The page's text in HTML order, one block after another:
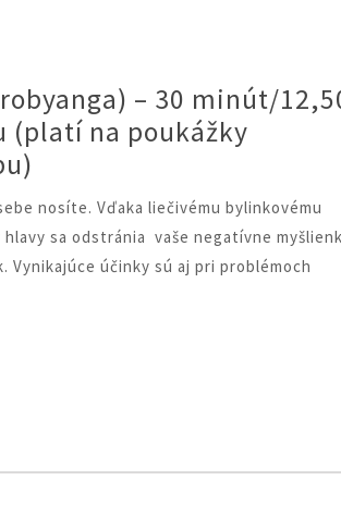
– 30 minút/
(platí na poukážky
nosíte. Vďaka liečivému bylinkovému
sa odstránia vaše negatívne
Vynikajúce účinky sú aj pri problémoch